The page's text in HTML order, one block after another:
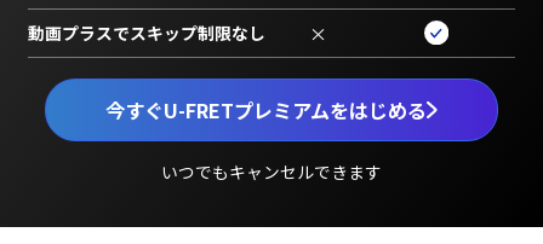
今すぐU-FRETプレミアムをはじめる
いつでもキャンセルできます
動画プラスでスキップ制限なし ×